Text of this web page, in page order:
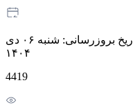
بروزرسانی:
شنبه ۰۶ دی
۱۴۰۴
4419